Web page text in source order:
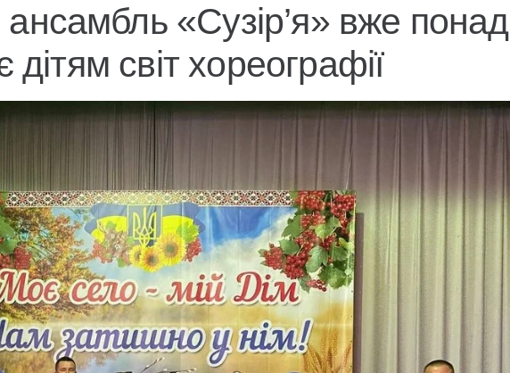
«Сузір’я» вже понад
дітям світ хореографії